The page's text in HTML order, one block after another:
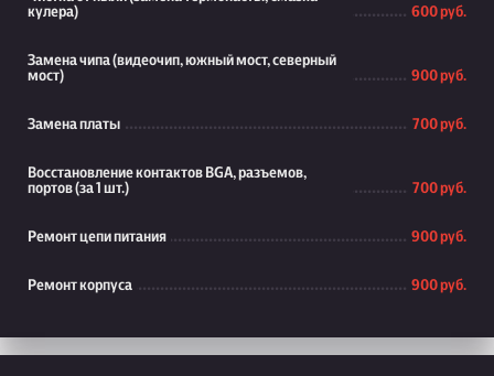
кулера)
600 руб.
Замена чипа (видеочип, южный мост, северный
мост)
900 руб.
Замена платы 700 руб.
Восстановление контактов BGA, разъемов,
портов (за 1 шт.)
700 руб.
Ремонт цепи питания 900 руб.
Ремонт корпуса 900 руб.